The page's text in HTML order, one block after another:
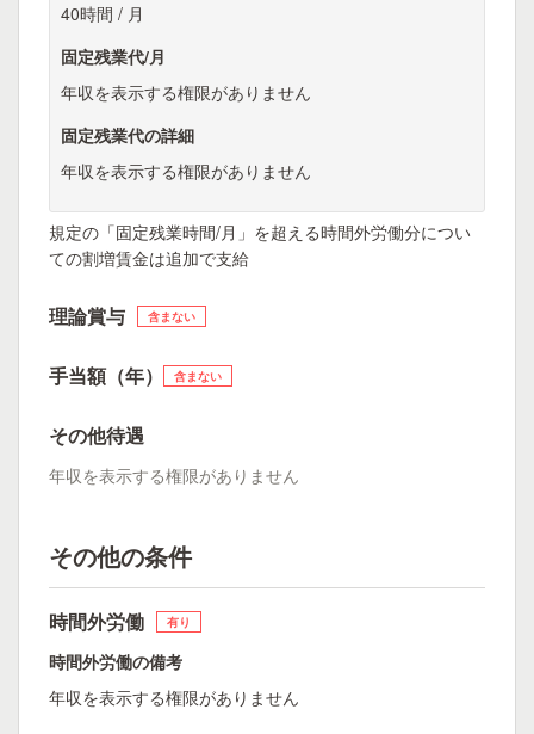
40時間 / 月
固定残業代/月
年収を表示する権限がありません
固定残業代の詳細
年収を表示する権限がありません
規定の「固定残業時間/月」を超える時間外労働分につい
ての割増賃金は追加で支給
理論賞与 含まない
手当額（年） 含まない
その他待遇
年収を表示する権限がありません
その他の条件
時間外労働 有り
時間外労働の備考
年収を表示する権限がありません